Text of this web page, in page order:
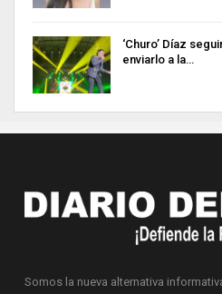
‘Churo’ Díaz
enviarlo a la…
Somos la nueva alternativa